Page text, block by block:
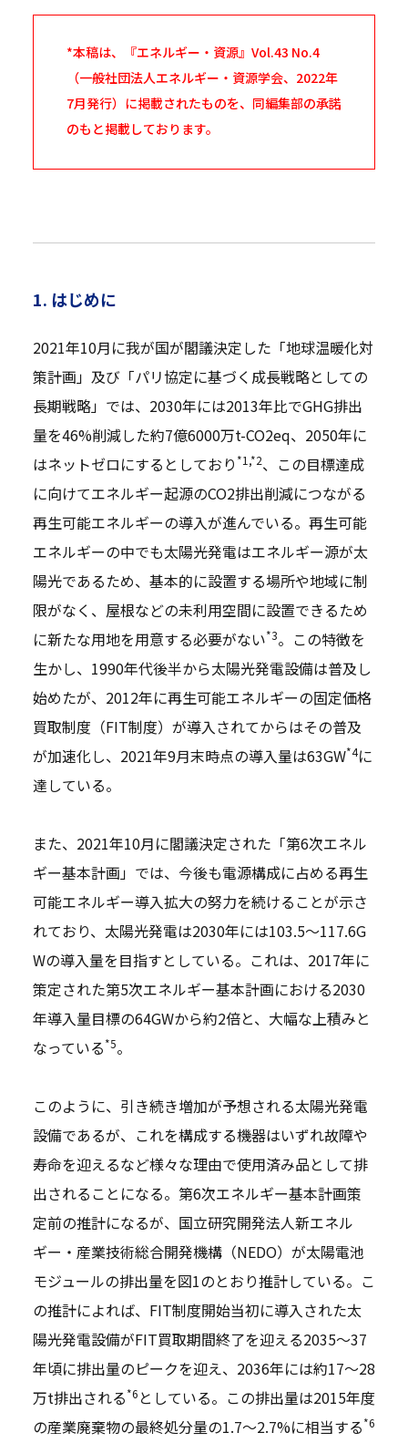
*本稿は、『エネルギー・資源』Vol.43 No.4
（一般社団法人エネルギー・資源学会、2022年
7月発行）に掲載されたものを、同編集部の承諾
のもと掲載しております。
1. はじめに
2021年10月に我が国が閣議決定した「地球温暖化対
策計画」及び「パリ協定に基づく成長戦略としての
長期戦略」では、2030年には2013年比でGHG排出
量を46%削減した約7億6000万t-CO2eq、2050年に
はネットゼロにするとしており *1,*2、この目標達成
に向けてエネルギー起源のCO2排出削減につながる
再生可能エネルギーの導入が進んでいる。再生可能
エネルギーの中でも太陽光発電はエネルギー源が太
陽光であるため、基本的に設置する場所や地域に制
限がなく、屋根などの未利用空間に設置できるため
に新たな用地を用意する必要がない*3。この特徴を
生かし、1990年代後半から太陽光発電設備は普及し
始めたが、2012年に再生可能エネルギーの固定価格
買取制度（FIT制度）が導入されてからはその普及
が加速化し、2021年9月末時点の導入量は63GW*4に
達している。
また、2021年10月に閣議決定された「第6次エネル
ギー基本計画」では、今後も電源構成に占める再生
可能エネルギー導入拡大の努力を続けることが示さ
れており、太陽光発電は2030年には103.5～117.6G
Wの導入量を目指すとしている。これは、2017年に
策定された第5次エネルギー基本計画における2030
年導入量目標の64GWから約2倍と、大幅な上積みと
なっている*5。
このように、引き続き増加が予想される太陽光発電
設備であるが、これを構成する機器はいずれ故障や
寿命を迎えるなど様々な理由で使用済み品として排
出されることになる。第6次エネルギー基本計画策
定前の推計になるが、国立研究開発法人新エネル
ギー・産業技術総合開発機構（NEDO）が太陽電池
モジュールの排出量を図1のとおり推計している。こ
の推計によれば、FIT制度開始当初に導入された太
陽光発電設備がFIT買取期間終了を迎える2035～37
年頃に排出量のピークを迎え、2036年には約17～28
万t排出される*6 としている。この排出量は2015年度
の産業廃棄物の最終処分量の1.7～2.7%に相当する*6